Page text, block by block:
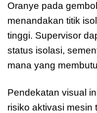
Oranye pada
menandakan titik
tinggi. Supervisor
status isolasi,
mana yang
Pendekatan visual
risiko aktivasi mesin